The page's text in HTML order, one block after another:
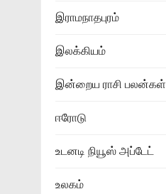
இராமநாதபுரம்
இலக்கியம்
இன்றைய ராசி பலன்கள்
ஈரோடு
உடனடி நியூஸ் அப்டேட்
உலகம்